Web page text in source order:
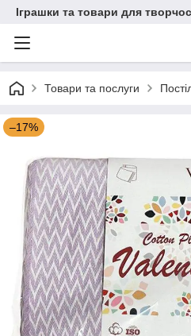
Іграшки та товари для
Товари та послуги
–17%